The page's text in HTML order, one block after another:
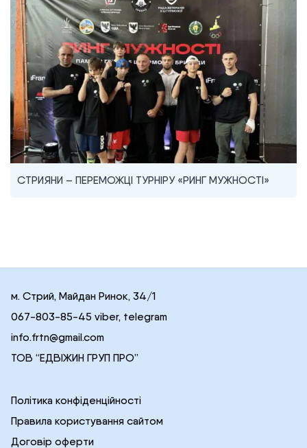
СТРИЯНИ – ПЕРЕМОЖЦІ ТУРНІРУ «РИНГ МУЖНОСТІ»
м. Стрий, Майдан Ринок, 34/1
067-803-85-45 viber, telegram
info.frtn@gmail.com
ТОВ “ЕДВІЖИН ГРУП ПРО”
Політика конфіденційності
Правила користування сайтом
Договір оферти